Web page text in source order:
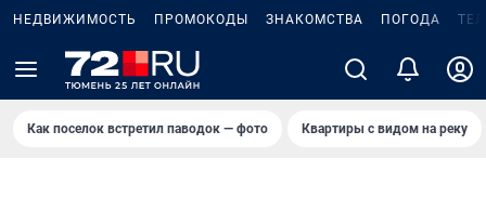
НЕДВИЖИМОСТЬ ПРОМОКОДЫ ЗНАКОМСТВА ПОГОДА
Как поселок встретил паводок — фото Квартиры с видом на реку